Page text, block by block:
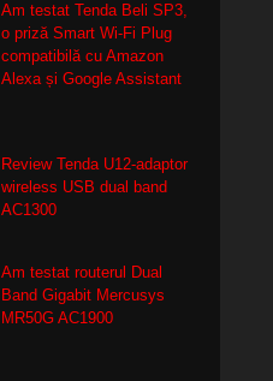
Am testat Tenda Beli SP3,
o priză Smart Wi-Fi Plug
compatibilă cu Amazon
Alexa și Google Assistant
Review Tenda U12-adaptor
wireless USB dual band
AC1300
Am testat routerul Dual
Band Gigabit Mercusys
MR50G AC1900